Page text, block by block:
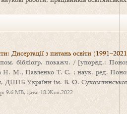
Дисертації з питань освіти
бібліогр. покажч. / [упоряд.:
Н. М., Павленко Т. С. ; наук. ред.
України ім. В. О.
9.6 MB, дата: 18.Жов.2022